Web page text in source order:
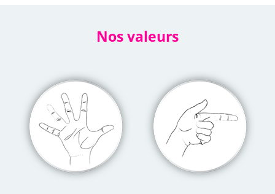
Nos valeurs
OPTIMISME
DU SENS
À L'AVENIR